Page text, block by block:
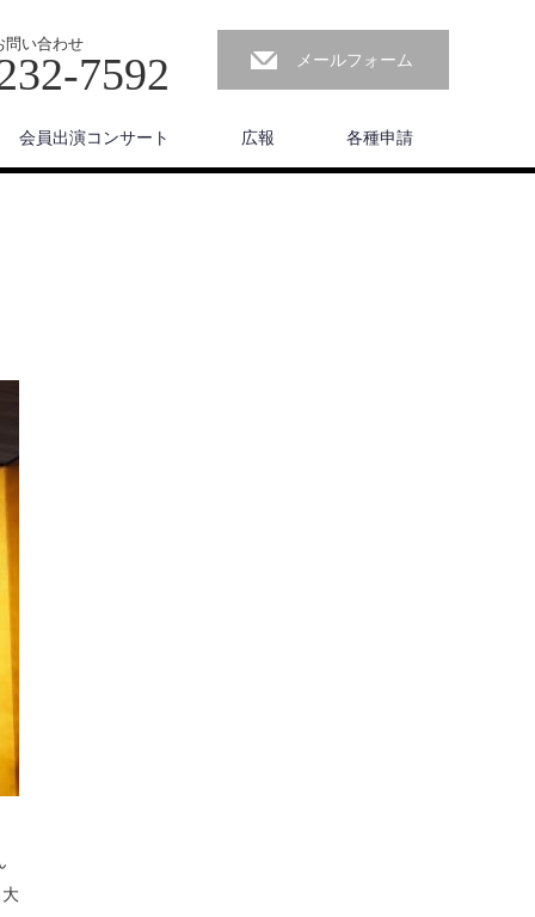
問い合わせ
7592 メールフォーム
会員出演コンサート 広報 各種申請